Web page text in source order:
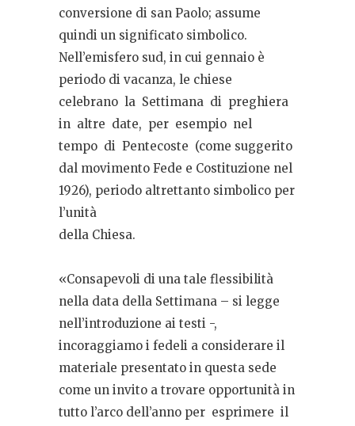
conversione di san Paolo; assume
quindi un significato simbolico.
Nell’emisfero sud, in cui gennaio è
periodo di vacanza, le chiese
celebrano la Settimana di preghiera
in altre date, per esempio nel
tempo di Pentecoste (come suggerito
dal movimento Fede e Costituzione nel
1926), periodo altrettanto simbolico per
l’unità
della Chiesa.
«Consapevoli di una tale flessibilità
nella data della Settimana – si legge
nell’introduzione ai testi -,
incoraggiamo i fedeli a considerare il
materiale presentato in questa sede
come un invito a trovare opportunità in
tutto l’arco dell’anno per esprimere il